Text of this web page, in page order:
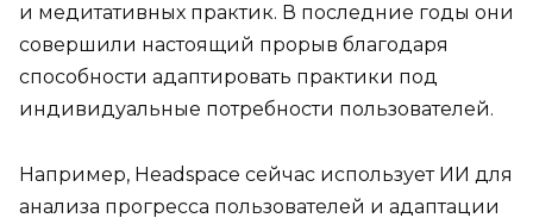
и медитативных практик. В последние годы они
совершили настоящий прорыв благодаря
способности адаптировать практики под
индивидуальные потребности пользователей.
Например, Headspace сейчас использует ИИ для
анализа прогресса пользователей и адаптации